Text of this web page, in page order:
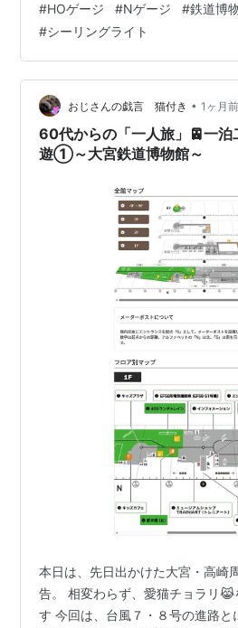
白い背景ではキレイですが、水色
しまいます。 緑色。 実際には有り
色。 青色。 擬似夜景として使い
ちょっと違う気がします。 青色
白い光を当てています。 落ち着い
れ…
#HOゲージ #Nゲージ #鉄道博
#シーリングライト
おじさんの戯言 猫付き • 1ヶ月前
60代からの「一人旅」🚈一
遊①～大宮鉄道博物館～
本日は、先日出かけた大宮・高崎
告。 相変わらず、愛猫チョラリ
す 今回は、台風７・８号の進路と